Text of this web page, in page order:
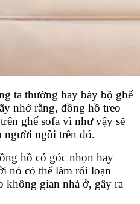
ta thường hay bày bộ ghế
nhớ rằng, đồng hồ treo
ghế sofa vì như vậy sẽ
người ngồi trên đó.
hồ có góc nhọn hay
nó có thể làm rối loạn
gian nhà ở, gây ra